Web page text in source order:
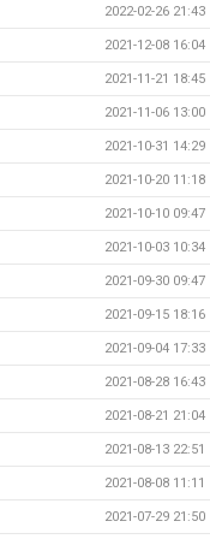
2022-02-26 21:43
2021-12-08 16:04
2021-11-21 18:45
2021-11-06 13:00
2021-10-31 14:29
2021-10-20 11:18
2021-10-10 09:47
2021-10-03 10:34
2021-09-30 09:47
2021-09-15 18:16
2021-09-04 17:33
2021-08-28 16:43
2021-08-21 21:04
2021-08-13 22:51
2021-08-08 11:11
2021-07-29 21:50